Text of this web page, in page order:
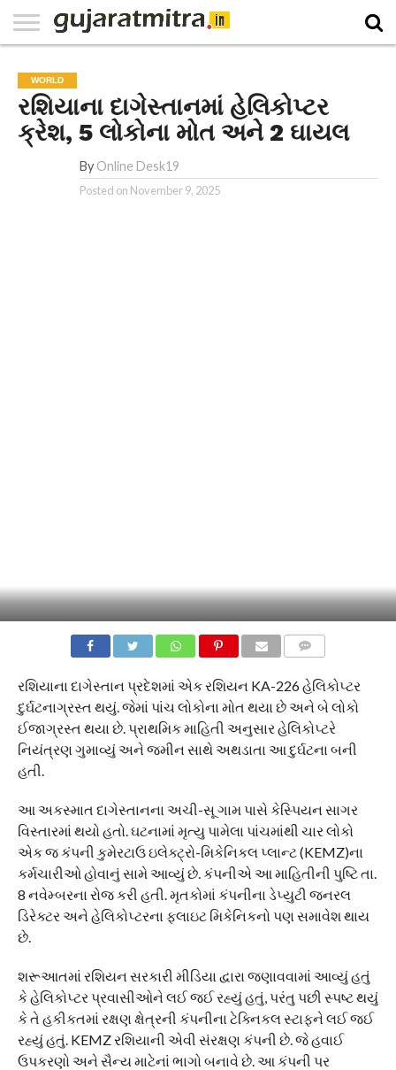
PAPER
NATIONAL
WORLD
BUSINESS
SPORTS
GUJARAT
OPINION
MORE
WORLD
રશિયાના દાગેસ્તાનમાં હેલિકોપ્ટર
ક્રેશ, 5 લોકોના મોત અને 2 ઘાયલ
By Online Desk19
Posted on November 9, 2025
રશિયાના દાગેસ્તાન પ્રદેશમાં એક રશિયન KA-226 હેલિકોપ્ટર
દુર્ઘટનાગ્રસ્ત થયું. જેમાં પાંચ લોકોના મોત થયા છે અને બે લોકો
ઈજાગ્રસ્ત થયા છે. પ્રાથમિક માહિતી અનુસાર હેલિકોપ્ટરે
નિયંત્રણ ગુમાવ્યું અને જમીન સાથે અથડાતા આ દુર્ઘટના બની
હતી.
આ અકસ્માત દાગેસ્તાનના અચી-સૂ ગામ પાસે કેસ્પિયન સાગર
વિસ્તારમાં થયો હતો. ઘટનામાં મૃત્યુ પામેલા પાંચમાંથી ચાર લોકો
એક જ કંપની કુમેરટાઉ ઇલેક્ટ્રો-મિકેનિકલ પ્લાન્ટ (KEMZ)ના
કર્મચારીઓ હોવાનું સામે આવ્યું છે. કંપનીએ આ માહિતીની પુષ્ટિ તા.
8 નવેમ્બરના રોજ કરી હતી. મૃતકોમાં કંપનીના ડેપ્યુટી જનરલ
ડિરેક્ટર અને હેલિકોપ્ટરના ફ્લાઇટ મિકેનિકનો પણ સમાવેશ થાય
છે.
શરૂઆતમાં રશિયન સરકારી મીડિયા દ્વારા જણાવવામાં આવ્યું હતું
કે હેલિકોપ્ટર પ્રવાસીઓને લઈ જઈ રહ્યું હતું, પરંતુ પછી સ્પષ્ટ થયું
કે તે હકીકતમાં રક્ષણ ક્ષેત્રની કંપનીના ટેક્નિકલ સ્ટાફને લઈ જઈ
રહ્યું હતું. KEMZ રશિયાની એવી સંરક્ષણ કંપની છે. જે હવાઈ
ઉપકરણો અને સૈન્ય માટેનાં ભાગો બનાવે છે. આ કંપની પર